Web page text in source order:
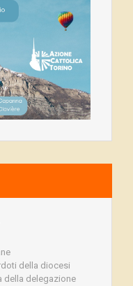
della diocesi
della delegazione